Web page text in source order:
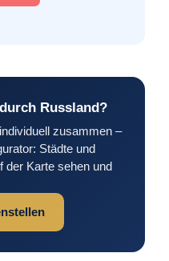
Russland?
zusammen –
Städte und
der Karte sehen und